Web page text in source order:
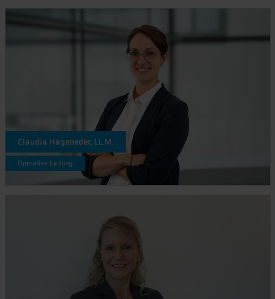
Claudia Hageneder, LL.M.
Operative Leitung